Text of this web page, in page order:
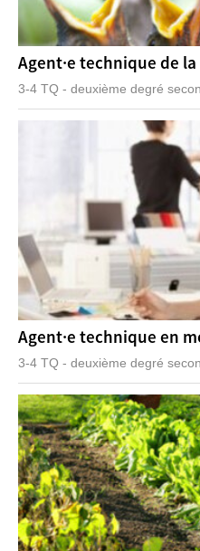
Agent·e technique de
3-4 TQ - deuxième degré
Agent·e technique en
3-4 TQ - deuxième degré